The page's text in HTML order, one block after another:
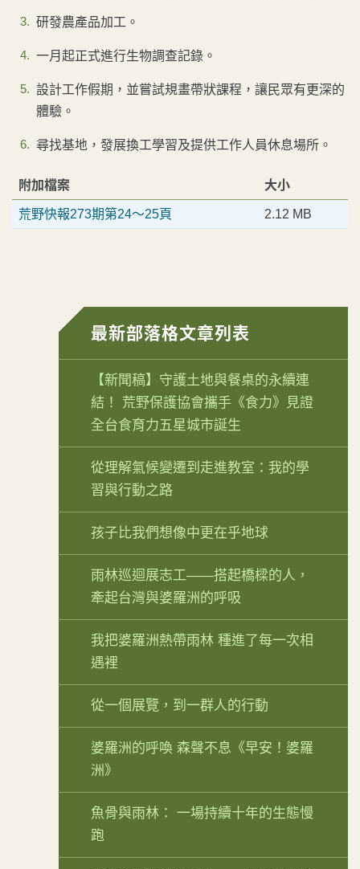
研發農產品加工。
一月起正式進行生物調查記錄。
設計工作假期，並嘗試規畫帶狀課程，讓民眾有更深的
體驗。
尋找基地，發展換工學習及提供工作人員休息場所。
附加檔案 大小
荒野快報273期第24～25頁 2.12 MB
最新部落格文章列表
【新聞稿】守護土地與餐桌的永續連
結！ 荒野保護協會攜手《食力》見證
全台食育力五星城市誕生
從理解氣候變遷到走進教室：我的學
習與行動之路
孩子比我們想像中更在乎地球
雨林巡迴展志工——搭起橋樑的人，
牽起台灣與婆羅洲的呼吸
我把婆羅洲熱帶雨林 種進了每一次相
遇裡
從一個展覽，到一群人的行動
婆羅洲的呼喚 森聲不息《早安！婆羅
洲》
魚骨與雨林： 一場持續十年的生態慢
跑